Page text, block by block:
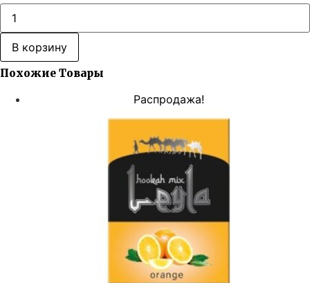
составляла66,00 ₽.
Количество
товара
Leyla
Fruit
MixВ корзину
Похожие Товары
Распродажа!